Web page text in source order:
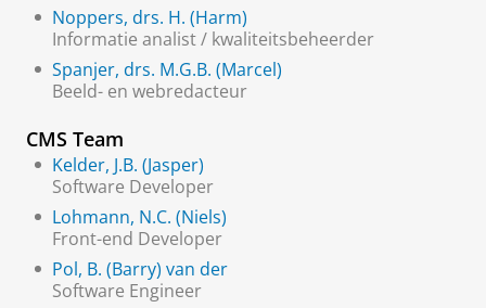
Noppers, drs. H. (Harm)
Informatie analist / kwaliteitsbeheerder
Spanjer, drs. M.G.B. (Marcel)
Beeld- en webredacteur
CMS Team
Kelder, J.B. (Jasper)
Software Developer
Lohmann, N.C. (Niels)
Front-end Developer
Pol, B. (Barry) van der
Software Engineer